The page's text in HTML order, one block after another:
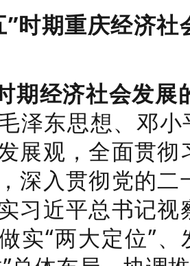
”时期重庆经济
期经济社会发展
泽东思想、邓
展观，全面贯
深入贯彻党的
习近平总书记
实“两大定位”